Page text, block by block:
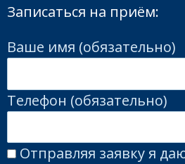
Записаться на приём:
Ваше имя (обязательно)
Телефон (обязательно)
Отправляя заявку я